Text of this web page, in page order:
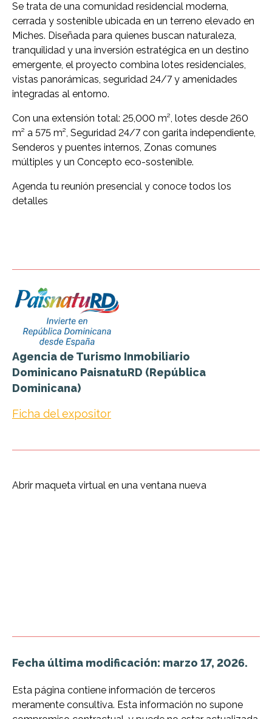
Se trata de una comunidad residencial moderna,
cerrada y sostenible ubicada en un terreno elevado en
Miches. Diseñada para quienes buscan naturaleza,
tranquilidad y una inversión estratégica en un destino
emergente, el proyecto combina lotes residenciales,
vistas panorámicas, seguridad 24/7 y amenidades
integradas al entorno.
Con una extensión total: 25,000 m², lotes desde 260
m² a 575 m², Seguridad 24/7 con garita independiente,
Senderos y puentes internos, Zonas comunes
múltiples y un Concepto eco-sostenible.
Agenda tu reunión presencial y conoce todos los
detalles
Agencia de Turismo Inmobiliario
Dominicano PaisnatuRD (República
Dominicana)
Ficha del expositor
Abrir maqueta virtual en una ventana nueva
Fecha última modificación: marzo 17, 2026.
Esta página contiene información de terceros
meramente consultiva. Esta información no supone